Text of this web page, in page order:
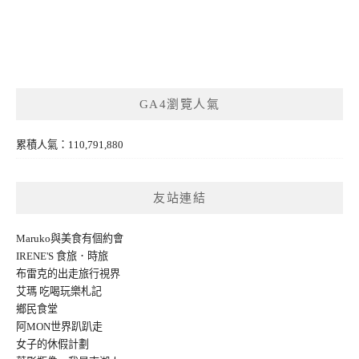
GA4瀏覽人氣
累積人氣：110,791,880
友站連結
Maruko與美食有個約會
IRENE'S 食旅．時旅
布雷克的出走旅行視界
艾瑪 吃喝玩樂札記
鄉民食堂
阿MON世界趴趴走
女子的休假計劃